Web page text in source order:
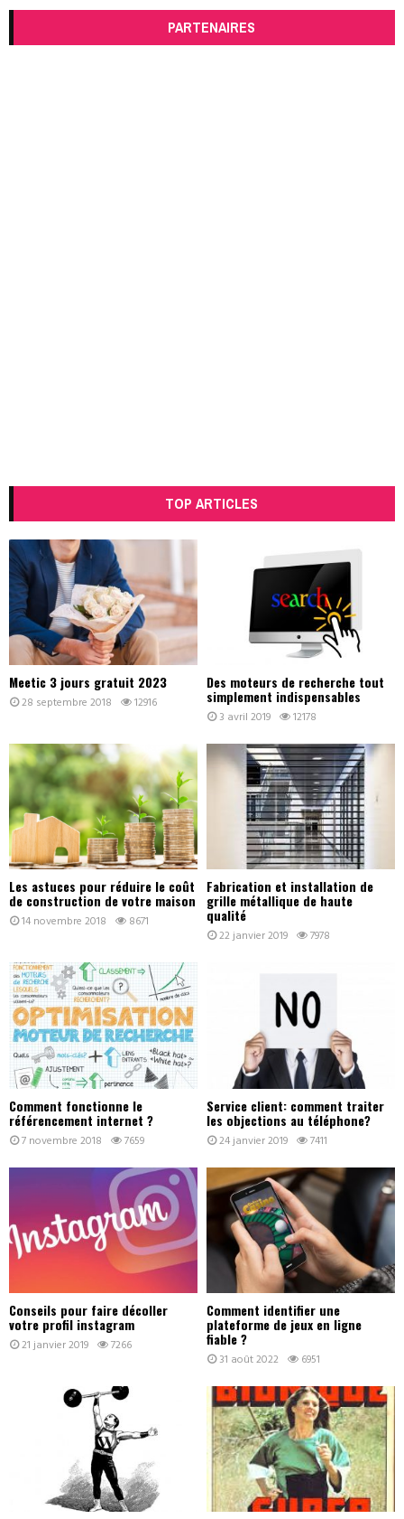
PARTENAIRES
TOP ARTICLES
Meetic 3 jours gratuit 2023
28 septembre 2018 12916
Des moteurs de recherche tout
simplement indispensables
3 avril 2019 12178
Les astuces pour réduire le coût
de construction de votre maison
14 novembre 2018 8671
Fabrication et installation de
grille métallique de haute
qualité
22 janvier 2019 7978
Comment fonctionne le
référencement internet ?
7 novembre 2018 7659
Service client: comment traiter
les objections au téléphone?
24 janvier 2019 7411
Conseils pour faire décoller
votre profil instagram
21 janvier 2019 7266
Comment identifier une
plateforme de jeux en ligne
fiable ?
31 août 2022 6951